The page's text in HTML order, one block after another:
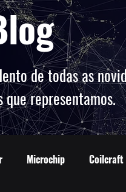
de todas as
que representamos.
Microchip Coilcraft